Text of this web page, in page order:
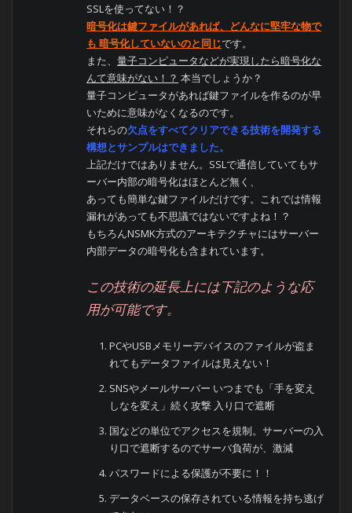
SSLを使ってない！？
暗号化は鍵ファイルがあれば、どんなに堅牢な物で
も 暗号化していないのと同じです。
また、量子コンピュータなどが実現したら暗号化な
んて意味がない！？ 本当でしょうか？
量子コンピュータがあれば鍵ファイルを作るのが早
いために意味がなくなるのです。
それらの欠点をすべてクリアできる技術を開発する
構想とサンプルはできました。
上記だけではありません。SSLで通信していてもサ
ーバー内部の暗号化はほとんど無く、
あっても簡単な鍵ファイルだけです。これでは情報
漏れがあっても不思議ではないですよね！？
もちろんNSMK方式のアーキテクチャにはサーバー
内部データの暗号化も含まれています。
この技術の延長上には下記のような応
用が可能です。
PCやUSBメモリーデバイスのファイルが盗ま
れてもデータファイルは見えない！
SNSやメールサーバー いつまでも「手を変え
しなを変え」続く攻撃 入り口で遮断
国などの単位でアクセスを規制。サーバーの入
り口で遮断するのでサーバ負荷が、激減
パスワードによる保護が不要に！！
データベースの保存されている情報を持ち逃げ